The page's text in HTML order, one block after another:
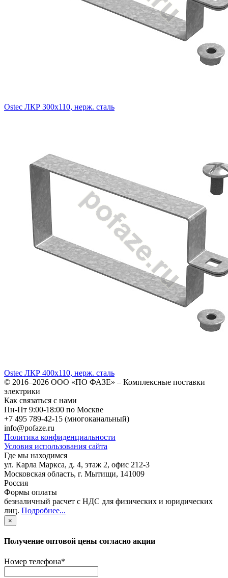
Ostec ЛКР 300х110, нерж. сталь
Ostec ЛКР 400х110, нерж. сталь
© 2016–2026 ООО «ПО ФАЗЕ» – Комплексные поставки
электрики
Как связаться с нами
Пн-Пт 9:00-18:00 по Москве
+7 495 789-42-15 (многоканальный)
info@pofaze.ru
Политика конфиденциальности
Условия использования сайта
Где мы находимся
ул. Карла Маркса, д. 4, этаж 2, офис 212-3
Московская область, г. Мытищи, 141009
Россия
Формы оплаты
безналичный расчет с НДС для физических и юридических
лиц. Подробнее...
×
Получение оптовой цены согласно акции
Номер телефона*